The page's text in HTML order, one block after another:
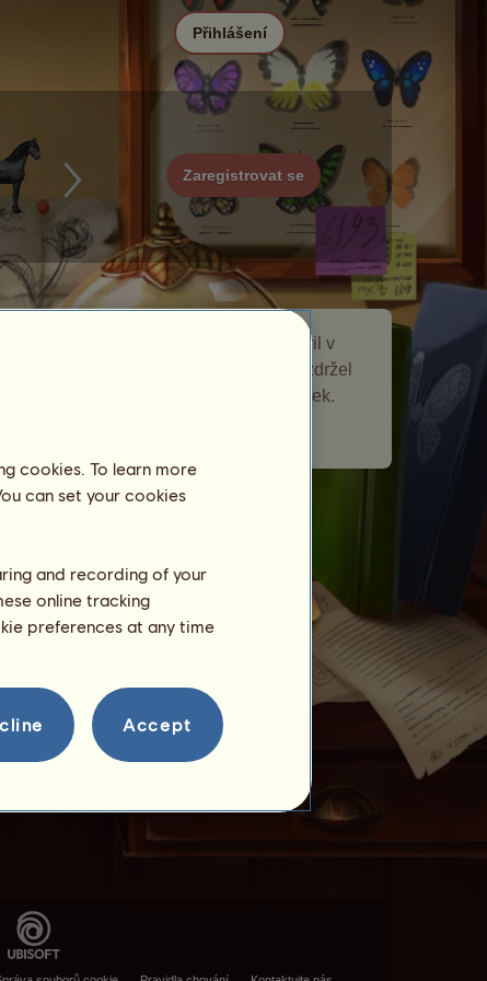
Zaregistrovat se
Přihlášení
Graphium je toulavý kůň, který se objevil v
události toulaví koně. Krátce se zdržel
na vaší chovné farmě a nechal vám dárek.
cookies. To learn more
can set your cookies
and recording of your
online tracking
preferences at any time
Accept